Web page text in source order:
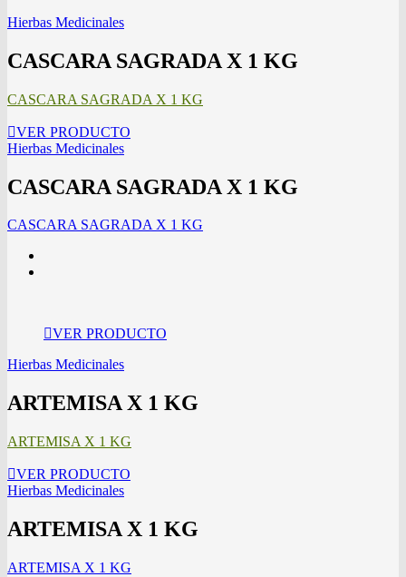
Hierbas Medicinales
CASCARA SAGRADA X 1 KG
CASCARA SAGRADA X 1 KG
VER PRODUCTO
Hierbas Medicinales
CASCARA SAGRADA X 1 KG
CASCARA SAGRADA X 1 KG
VER PRODUCTO
Hierbas Medicinales
ARTEMISA X 1 KG
ARTEMISA X 1 KG
VER PRODUCTO
Hierbas Medicinales
ARTEMISA X 1 KG
ARTEMISA X 1 KG